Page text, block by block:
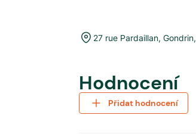
27 rue Pardaillan, Gondrin,
Hodnocení
Přidat hodnocení